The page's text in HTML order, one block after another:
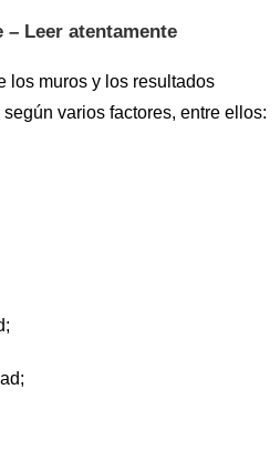
Leer atentamente
los muros y los resultados
varios factores, entre ellos: